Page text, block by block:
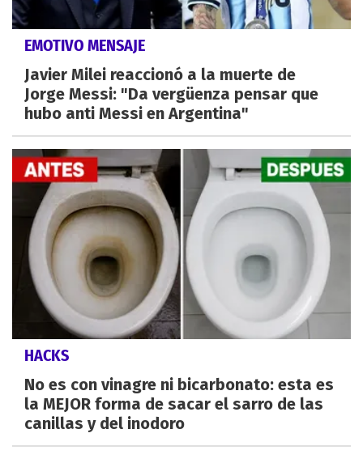
EMOTIVO MENSAJE
Javier Milei reaccionó a la muerte de
Jorge Messi: "Da vergüenza pensar que
hubo anti Messi en Argentina"
HACKS
No es con vinagre ni bicarbonato: esta es
la MEJOR forma de sacar el sarro de las
canillas y del inodoro